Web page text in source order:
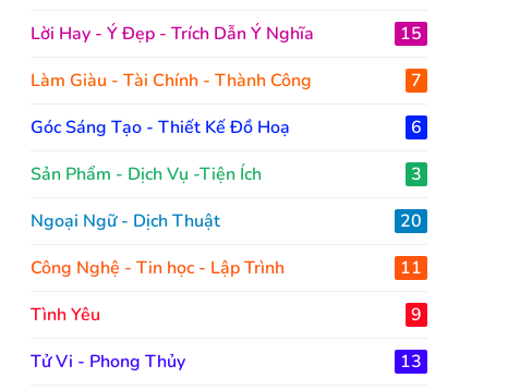
Lời Hay - Ý Đẹp - Trích Dẫn Ý Nghĩa
15
Làm Giàu - Tài Chính - Thành Công
7
Góc Sáng Tạo - Thiết Kế Đồ Hoạ
6
Sản Phẩm - Dịch Vụ -Tiện Ích
3
Ngoại Ngữ - Dịch Thuật
20
Công Nghệ - Tin học - Lập Trình
11
Tình Yêu
9
Tử Vi - Phong Thủy
13